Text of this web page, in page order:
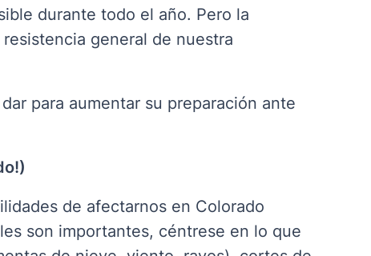
durante todo el año. Pero la
general de nuestra
para aumentar su preparación ante
de afectarnos en Colorado
son importantes, céntrese en lo que